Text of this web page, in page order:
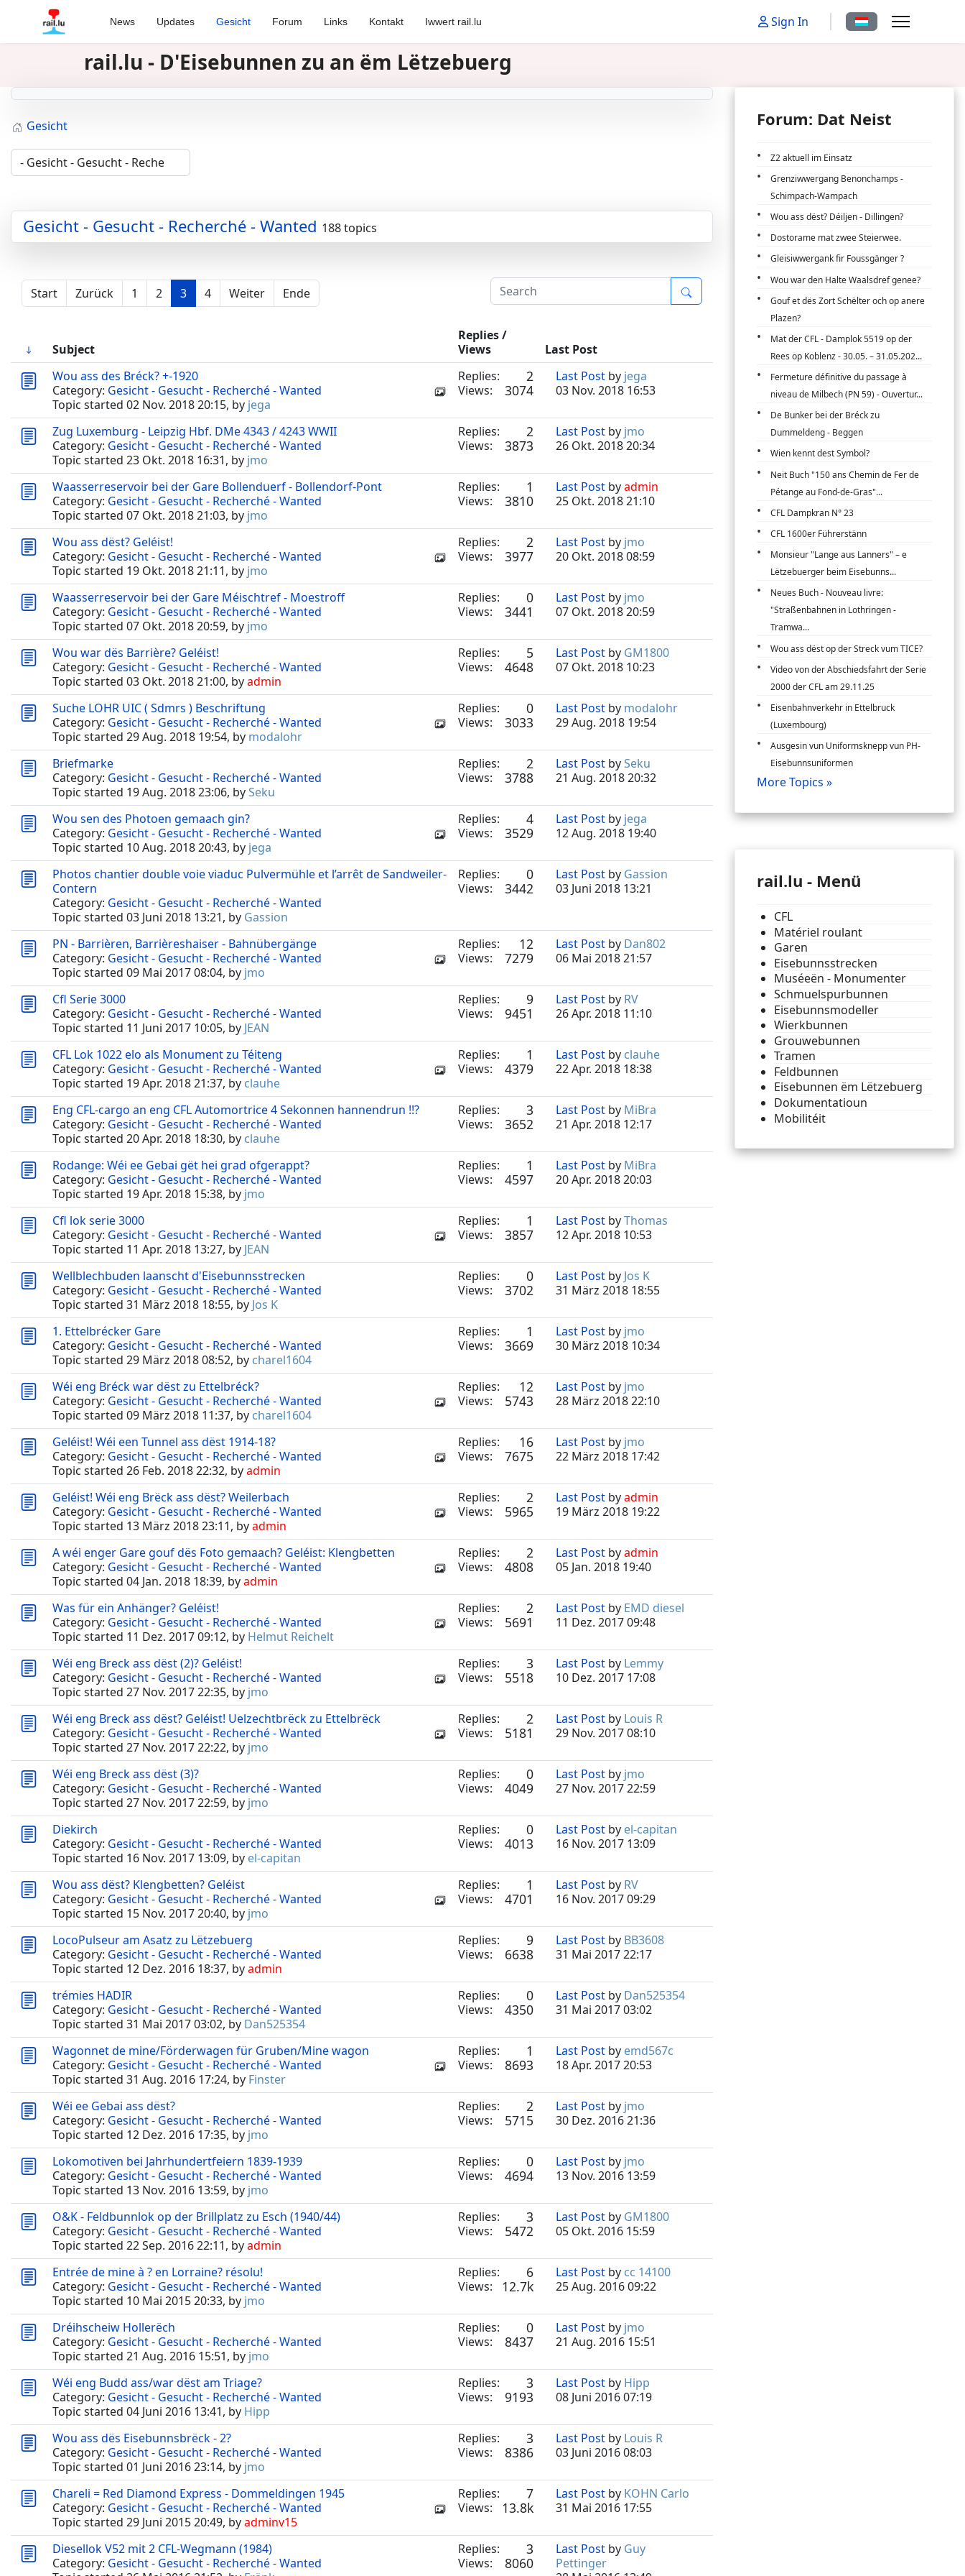
News Updates Gesicht Forum Links Kontakt Iwwert rail.lu Sign In Sprache auswählen
rail.lu - D'Eisebunnen zu an ëm Lëtzebuerg
Gesicht
Gesicht - Gesucht - Recherché - Wanted 188 topics
Start Zurück 1 2 3 4 Weiter Ende
Subject
Replies /
Views
Last Post
Wou ass des Bréck? +-1920
Category: Gesicht - Gesucht - Recherché - Wanted
Topic started 02 Nov. 2018 20:15, by jega
Replies: 2
Views: 3074
Last Post by jega
03 Nov. 2018 16:53
Zug Luxemburg - Leipzig Hbf. DMe 4343 / 4243 WWII
Category: Gesicht - Gesucht - Recherché - Wanted
Topic started 23 Okt. 2018 16:31, by jmo
Replies: 2
Views: 3873
Last Post by jmo
26 Okt. 2018 20:34
Waasserreservoir bei der Gare Bollenduerf - Bollendorf-Pont
Category: Gesicht - Gesucht - Recherché - Wanted
Topic started 07 Okt. 2018 21:03, by jmo
Replies: 1
Views: 3810
Last Post byadmin
25 Okt. 2018 21:10
Wou ass dëst? Geléist!
Category: Gesicht - Gesucht - Recherché - Wanted
Topic started 19 Okt. 2018 21:11, by jmo
Replies: 2
Views: 3977
Last Post by jmo
20 Okt. 2018 08:59
Waasserreservoir bei der Gare Méischtref - Moestroff
Category: Gesicht - Gesucht - Recherché - Wanted
Topic started 07 Okt. 2018 20:59, by jmo
Replies: 0
Views: 3441
Last Post by jmo
07 Okt. 2018 20:59
Wou war dës Barrière? Geléist!
Category: Gesicht - Gesucht - Recherché - Wanted
Topic started 03 Okt. 2018 21:00, byadmin
Replies: 5
Views: 4648
Last Post by GM1800
07 Okt. 2018 10:23
Suche LOHR UIC ( Sdmrs ) Beschriftung
Category: Gesicht - Gesucht - Recherché - Wanted
Topic started 29 Aug. 2018 19:54, by modalohr
Replies: 0
Views: 3033
Last Post by modalohr
29 Aug. 2018 19:54
Briefmarke
Category: Gesicht - Gesucht - Recherché - Wanted
Topic started 19 Aug. 2018 23:06, bySeku
Replies: 2
Views: 3788
Last Post bySeku
21 Aug. 2018 20:32
Wou sen des Photoen gemaach gin?
Category: Gesicht - Gesucht - Recherché - Wanted
Topic started 10 Aug. 2018 20:43, by jega
Replies: 4
Views: 3529
Last Post by jega
12 Aug. 2018 19:40
Photos chantier double voie viaduc Pulvermühle et l’arrêt de Sandweiler-
Contern
Category: Gesicht - Gesucht - Recherché - Wanted
Topic started 03 Juni 2018 13:21, by Gassion
Replies: 0
Views: 3442
Last Post by Gassion
03 Juni 2018 13:21
PN - Barrièren, Barrièreshaiser - Bahnübergänge
Category: Gesicht - Gesucht - Recherché - Wanted
Topic started 09 Mai 2017 08:04, by jmo
Replies: 12
Views: 7279
Last Post by Dan802
06 Mai 2018 21:57
Cfl Serie 3000
Category: Gesicht - Gesucht - Recherché - Wanted
Topic started 11 Juni 2017 10:05, by JEAN
Replies: 9
Views: 9451
Last Post by RV
26 Apr. 2018 11:10
CFL Lok 1022 elo als Monument zu Téiteng
Category: Gesicht - Gesucht - Recherché - Wanted
Topic started 19 Apr. 2018 21:37, by clauhe
Replies: 1
Views: 4379
Last Post by clauhe
22 Apr. 2018 18:38
Eng CFL-cargo an eng CFL Automortrice 4 Sekonnen hannendrun !!?
Category: Gesicht - Gesucht - Recherché - Wanted
Topic started 20 Apr. 2018 18:30, by clauhe
Replies: 3
Views: 3652
Last Post by MiBra
21 Apr. 2018 12:17
Rodange: Wéi ee Gebai gët hei grad ofgerappt?
Category: Gesicht - Gesucht - Recherché - Wanted
Topic started 19 Apr. 2018 15:38, by jmo
Replies: 1
Views: 4597
Last Post by MiBra
20 Apr. 2018 20:03
Cfl lok serie 3000
Category: Gesicht - Gesucht - Recherché - Wanted
Topic started 11 Apr. 2018 13:27, by JEAN
Replies: 1
Views: 3857
Last Post byThomas
12 Apr. 2018 10:53
Wellblechbuden laanscht d'Eisebunnsstrecken
Category: Gesicht - Gesucht - Recherché - Wanted
Topic started 31 März 2018 18:55, by Jos K
Replies: 0
Views: 3702
Last Post by Jos K
31 März 2018 18:55
1. Ettelbrécker Gare
Category: Gesicht - Gesucht - Recherché - Wanted
Topic started 29 März 2018 08:52, by charel1604
Replies: 1
Views: 3669
Last Post by jmo
30 März 2018 10:34
Wéi eng Bréck war dëst zu Ettelbréck?
Category: Gesicht - Gesucht - Recherché - Wanted
Topic started 09 März 2018 11:37, by charel1604
Replies: 12
Views: 5743
Last Post by jmo
28 März 2018 22:10
Geléist! Wéi een Tunnel ass dëst 1914-18?
Category: Gesicht - Gesucht - Recherché - Wanted
Topic started 26 Feb. 2018 22:32, byadmin
Replies: 16
Views: 7675
Last Post by jmo
22 März 2018 17:42
Geléist! Wéi eng Brëck ass dëst? Weilerbach
Category: Gesicht - Gesucht - Recherché - Wanted
Topic started 13 März 2018 23:11, byadmin
Replies: 2
Views: 5965
Last Post byadmin
19 März 2018 19:22
A wéi enger Gare gouf dës Foto gemaach? Geléist: Klengbetten
Category: Gesicht - Gesucht - Recherché - Wanted
Topic started 04 Jan. 2018 18:39, byadmin
Replies: 2
Views: 4808
Last Post byadmin
05 Jan. 2018 19:40
Was für ein Anhänger? Geléist!
Category: Gesicht - Gesucht - Recherché - Wanted
Topic started 11 Dez. 2017 09:12, by Helmut Reichelt
Replies: 2
Views: 5691
Last Post by EMD diesel
11 Dez. 2017 09:48
Wéi eng Breck ass dëst (2)? Geléist!
Category: Gesicht - Gesucht - Recherché - Wanted
Topic started 27 Nov. 2017 22:35, by jmo
Replies: 3
Views: 5518
Last Post by Lemmy
10 Dez. 2017 17:08
Wéi eng Breck ass dëst? Geléist! Uelzechtbrëck zu Ettelbrëck
Category: Gesicht - Gesucht - Recherché - Wanted
Topic started 27 Nov. 2017 22:22, by jmo
Replies: 2
Views: 5181
Last Post by Louis R
29 Nov. 2017 08:10
Wéi eng Breck ass dëst (3)?
Category: Gesicht - Gesucht - Recherché - Wanted
Topic started 27 Nov. 2017 22:59, by jmo
Replies: 0
Views: 4049
Last Post by jmo
27 Nov. 2017 22:59
Diekirch
Category: Gesicht - Gesucht - Recherché - Wanted
Topic started 16 Nov. 2017 13:09, by el-capitan
Replies: 0
Views: 4013
Last Post by el-capitan
16 Nov. 2017 13:09
Wou ass dëst? Klengbetten? Geléist
Category: Gesicht - Gesucht - Recherché - Wanted
Topic started 15 Nov. 2017 20:40, by jmo
Replies: 1
Views: 4701
Last Post by RV
16 Nov. 2017 09:29
LocoPulseur am Asatz zu Lëtzebuerg
Category: Gesicht - Gesucht - Recherché - Wanted
Topic started 12 Dez. 2016 18:37, byadmin
Replies: 9
Views: 6638
Last Post by BB3608
31 Mai 2017 22:17
trémies HADIR
Category: Gesicht - Gesucht - Recherché - Wanted
Topic started 31 Mai 2017 03:02, by Dan525354
Replies: 0
Views: 4350
Last Post by Dan525354
31 Mai 2017 03:02
Wagonnet de mine/Förderwagen für Gruben/Mine wagon
Category: Gesicht - Gesucht - Recherché - Wanted
Topic started 31 Aug. 2016 17:24, by Finster
Replies: 1
Views: 8693
Last Post by emd567c
18 Apr. 2017 20:53
Wéi ee Gebai ass dëst?
Category: Gesicht - Gesucht - Recherché - Wanted
Topic started 12 Dez. 2016 17:35, by jmo
Replies: 2
Views: 5715
Last Post by jmo
30 Dez. 2016 21:36
Lokomotiven bei Jahrhundertfeiern 1839-1939
Category: Gesicht - Gesucht - Recherché - Wanted
Topic started 13 Nov. 2016 13:59, by jmo
Replies: 0
Views: 4694
Last Post by jmo
13 Nov. 2016 13:59
O&K - Feldbunnlok op der Brillplatz zu Esch (1940/44)
Category: Gesicht - Gesucht - Recherché - Wanted
Topic started 22 Sep. 2016 22:11, byadmin
Replies: 3
Views: 5472
Last Post by GM1800
05 Okt. 2016 15:59
Entrée de mine à ? en Lorraine? résolu!
Category: Gesicht - Gesucht - Recherché - Wanted
Topic started 10 Mai 2015 20:33, by jmo
Replies: 6
Views: 12.7k
Last Post by cc 14100
25 Aug. 2016 09:22
Dréihscheiw Hollerëch
Category: Gesicht - Gesucht - Recherché - Wanted
Topic started 21 Aug. 2016 15:51, by jmo
Replies: 0
Views: 8437
Last Post by jmo
21 Aug. 2016 15:51
Wéi eng Budd ass/war dëst am Triage?
Category: Gesicht - Gesucht - Recherché - Wanted
Topic started 04 Juni 2016 13:41, by Hipp
Replies: 3
Views: 9193
Last Post by Hipp
08 Juni 2016 07:19
Wou ass dës Eisebunnsbrëck - 2?
Category: Gesicht - Gesucht - Recherché - Wanted
Topic started 01 Juni 2016 23:14, by jmo
Replies: 3
Views: 8386
Last Post by Louis R
03 Juni 2016 08:03
Chareli = Red Diamond Express - Dommeldingen 1945
Category: Gesicht - Gesucht - Recherché - Wanted
Topic started 29 Juni 2015 20:49, byadminv15
Replies: 7
Views: 13.8k
Last Post by KOHN Carlo
31 Mai 2016 17:55
Diesellok V52 mit 2 CFL-Wegmann (1984)
Category: Gesicht - Gesucht - Recherché - Wanted
Replies: 3
Views: 8060
Last Post by Guy
Pettinger
Forum: Dat Neist
Z2 aktuell im Einsatz
Grenziwwergang Benonchamps -
Schimpach-Wampach
Wou ass dëst? Déiljen - Dillingen?
Dostorame mat zwee Steierwee.
Gleisiwwergank fir Foussgänger ?
Wou war den Halte Waalsdref genee?
Gouf et dës Zort Schëlter och op anere
Plazen?
Mat der CFL - Damplok 5519 op der
Rees op Koblenz - 30.05. – 31.05.202...
Fermeture définitive du passage à
niveau de Milbech (PN 59) - Ouvertur...
De Bunker bei der Bréck zu
Dummeldeng - Beggen
Wien kennt dest Symbol?
Neit Buch "150 ans Chemin de Fer de
Pétange au Fond-de-Gras"...
CFL Dampkran N° 23
CFL 1600er Führerstänn
Monsieur "Lange aus Lanners" – e
Lëtzebuerger beim Eisebunns...
Neues Buch - Nouveau livre:
"Straßenbahnen in Lothringen -
Tramwa...
Wou ass dëst op der Streck vum TICE?
Video von der Abschiedsfahrt der Serie
2000 der CFL am 29.11.25
Eisenbahnverkehr in Ettelbruck
(Luxembourg)
Ausgesin vun Uniformsknepp vun PH-
Eisebunnsuniformen
More Topics »
rail.lu - Menü
CFL
Matériel roulant
Garen
Eisebunnsstrecken
Muséeën - Monumenter
Schmuelspurbunnen
Eisebunnsmodeller
Wierkbunnen
Grouwebunnen
Tramen
Feldbunnen
Eisebunnen ëm Lëtzebuerg
Dokumentatioun
Mobilitéit